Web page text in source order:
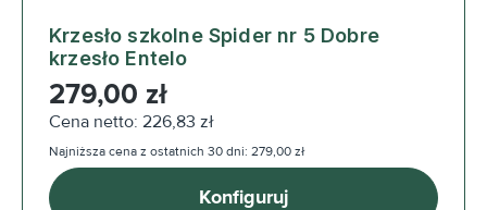
Krzesło szkolne Spider nr 5 Dobre
krzesło Entelo
Cena regularna:
279,00 zł
Cena netto: 226,83 zł
Najniższa cena z ostatnich 30 dni: 279,00 zł
Konfiguruj